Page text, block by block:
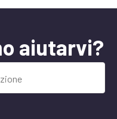
aiutarvi?